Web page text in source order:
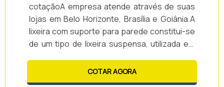
cotaçãoA empresa atende através de suas
lojas em Belo Horizonte, Brasília e Goiânia.A
lixeira com suporte para parede constitui-se
de um tipo de lixeira suspensa, utilizada em
circulação de pessoas, como: - Ruas; -
Estacionamentos; - Centros comerciais; -
COTAR AGORA